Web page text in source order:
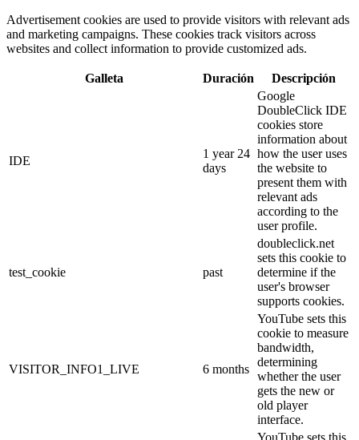
Advertisement cookies are used to provide visitors with relevant ads
and marketing campaigns. These cookies track visitors across
websites and collect information to provide customized ads.
Galleta Duración Descripción
IDE
1 year 24
days
Google
DoubleClick IDE
cookies store
information about
how the user uses
the website to
present them with
relevant ads
according to the
user profile.
test_cookie past
doubleclick.net
sets this cookie to
determine if the
user's browser
supports cookies.
VISITOR_INFO1_LIVE 6 months
YouTube sets this
cookie to measure
bandwidth,
determining
whether the user
gets the new or
old player
interface.
YouTube sets this